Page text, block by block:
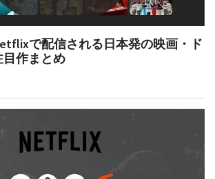
で配信される日本発の映画・ド
作まとめ